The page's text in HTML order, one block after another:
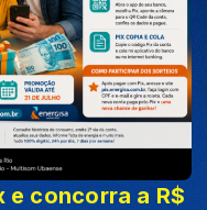
e concorra a R$